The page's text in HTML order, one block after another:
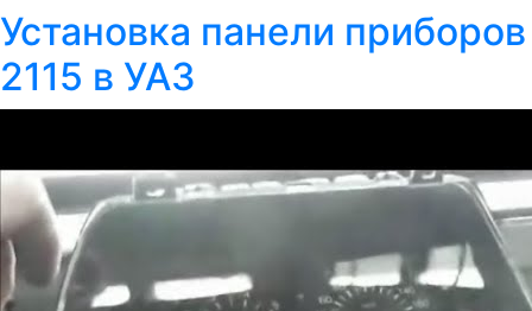
Установка панели приборов
2115 в УАЗ